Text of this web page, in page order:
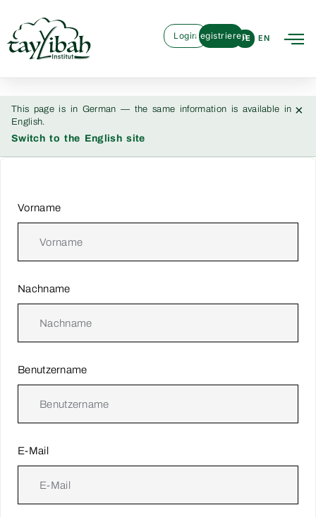
DE EN
LoginRegistrieren
This page is in German — the same information is available in
English.
Switch to the English site
×
Vorname
Nachname
Benutzername
E-Mail